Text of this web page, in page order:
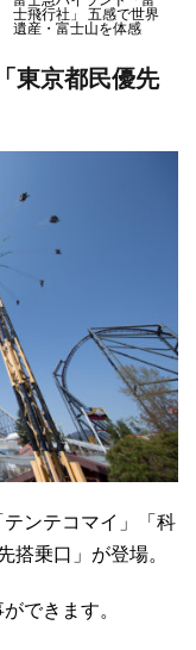
士飛行社」 五感で世界
遺産・富士山を体感
東京都民優先
ンテコマイ」「科
搭乗口」が登場。
できます。